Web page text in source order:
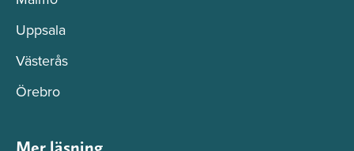
Uppsala
Västerås
Örebro